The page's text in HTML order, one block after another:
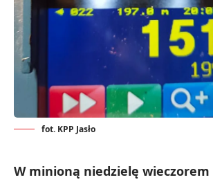
fot. KPP Jasło
W minioną niedzielę wieczorem